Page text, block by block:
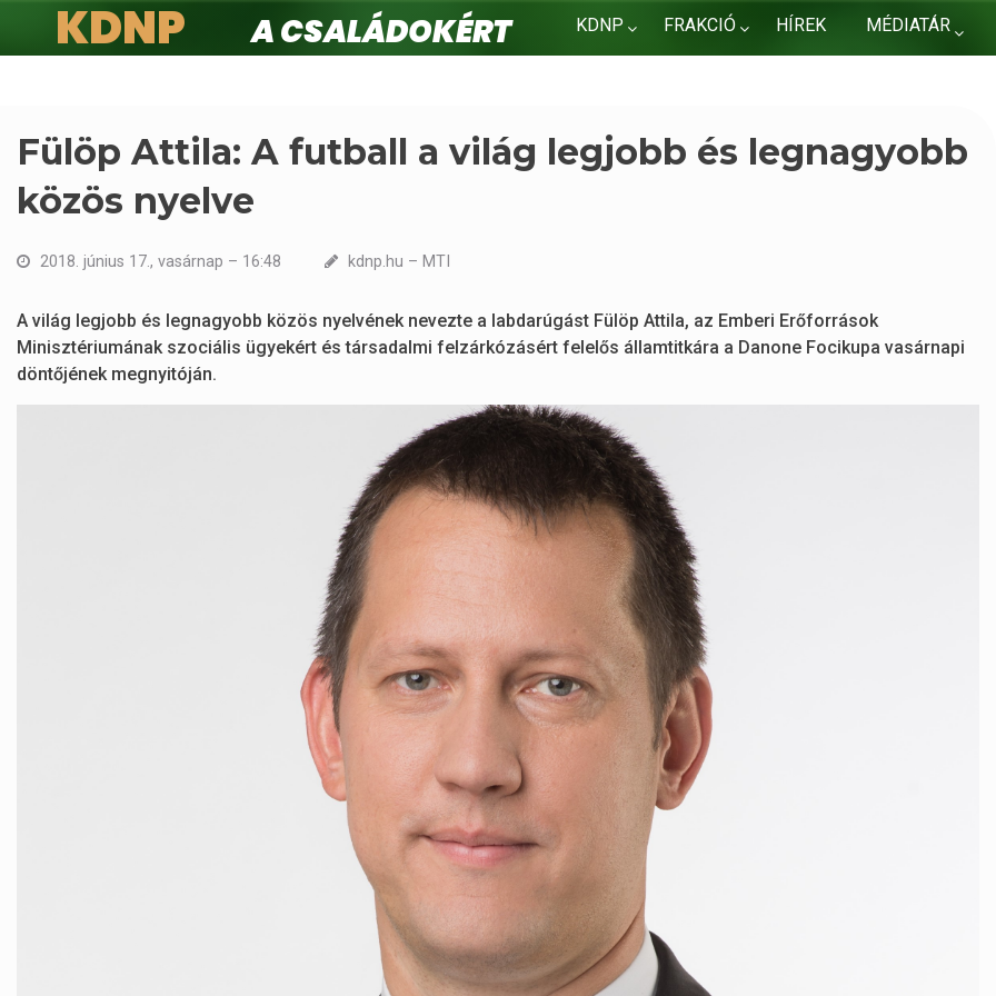
KDNP FRAKCIÓ HÍREK MÉDIATÁR
KDNP
A családokért.
Fülöp Attila: A futball a világ legjobb és legnagyobb
közös nyelve
2018. június 17., vasárnap – 16:48 kdnp.hu – MTI
A világ legjobb és legnagyobb közös nyelvének nevezte a labdarúgást Fülöp Attila, az Emberi Erőforrások
Minisztériumának szociális ügyekért és társadalmi felzárkózásért felelős államtitkára a Danone Focikupa vasárnapi
döntőjének megnyitóján.